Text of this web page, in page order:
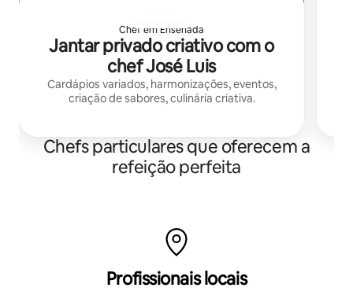
Chef em Ensenada
Jantar privado criativo com o
chef José Luis
Cardápios variados, harmonizações, eventos,
criação de sabores, culinária criativa.
Chefs particulares que oferecem a
refeição perfeita
Profissionais locais